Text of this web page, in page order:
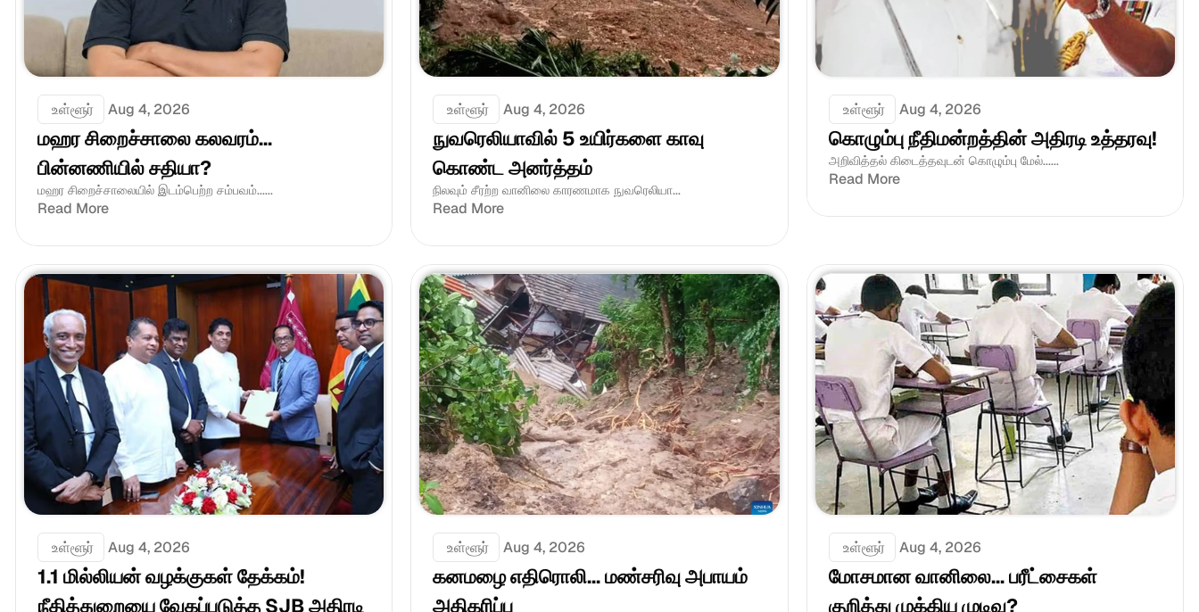
உள்ளூர் Aug 4, 2026
மஹர சிறைச்சாலை கலவரம்...
பின்னணியில் சதியா?
மஹர சிறைச்சாலையில் இடம்பெற்ற சம்பவம்......
Read More
உள்ளூர் Aug 4, 2026
நுவரெலியாவில் 5 உயிர்களை காவு
கொண்ட அனர்த்தம்
நிலவும் சீரற்ற வானிலை காரணமாக நுவரெலியா...
Read More
உள்ளூர் Aug 4, 2026
கொழும்பு நீதிமன்றத்தின் அதிரடி உத்தரவு!
அறிவித்தல் கிடைத்தவுடன் கொழும்பு மேல்......
Read More
உள்ளூர் Aug 4, 2026
1.1 மில்லியன் வழக்குகள் தேக்கம்!
நீதித்துறையை வேகப்படுத்த SJB அதிரடி
உள்ளூர் Aug 4, 2026
கனமழை எதிரொலி... மண்சரிவு அபாயம்
அதிகரிப்பு
உள்ளூர் Aug 4, 2026
மோசமான வானிலை... பரீட்சைகள்
குறித்து முக்கிய முடிவு?